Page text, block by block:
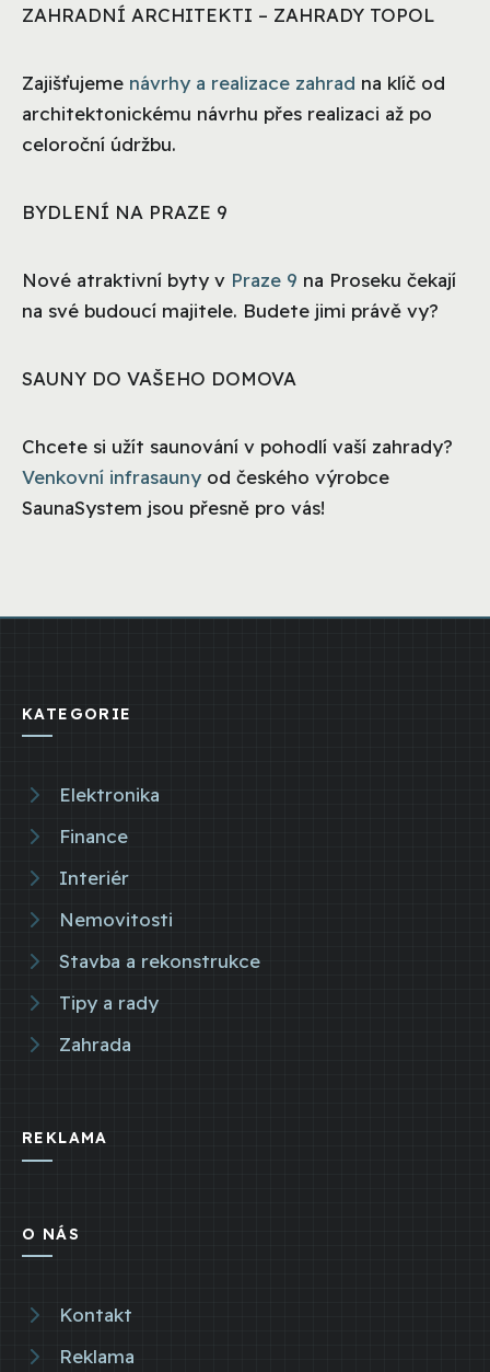
ZAHRADNÍ ARCHITEKTI – ZAHRADY TOPOL
Zajišťujeme návrhy a realizace zahrad na klíč od
architektonickému návrhu přes realizaci až po
celoroční údržbu.
BYDLENÍ NA PRAZE 9
Nové atraktivní byty v Praze 9 na Proseku čekají
na své budoucí majitele. Budete jimi právě vy?
SAUNY DO VAŠEHO DOMOVA
Chcete si užít saunování v pohodlí vaší zahrady?
Venkovní infrasauny od českého výrobce
SaunaSystem jsou přesně pro vás!
KATEGORIE
Elektronika
Finance
Interiér
Nemovitosti
Stavba a rekonstrukce
Tipy a rady
Zahrada
REKLAMA
O NÁS
Kontakt
Reklama